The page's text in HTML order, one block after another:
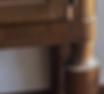
Fund